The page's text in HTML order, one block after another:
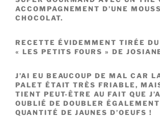
ACCOMPAGNEMENT D’UNE
CHOCOLAT.
RECETTE ÉVIDEMMENT TIRÉE
« LES PETITS FOURS » DE
J’AI EU BEAUCOUP DE MAL CAR
PALET ÉTAIT TRÈS FRIABLE,
TIENT PEUT-ÊTRE AU FAIT QUE
OUBLIÉ DE DOUBLER
QUANTITÉ DE JAUNES D’OEUFS !